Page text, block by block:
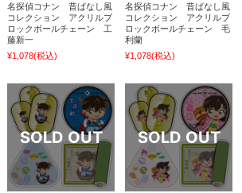
名探偵コナン 昔ばなし風
コレクション アクリルブ
ロックボールチェーン 工
藤新一
¥1,078(税込)
名探偵コナン 昔ばなし風
コレクション アクリルブ
ロックボールチェーン 毛
利蘭
¥1,078(税込)